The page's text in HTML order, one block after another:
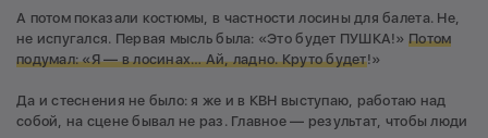
А потом показали костюмы, в частности лосины для балета. Не,
не испугался. Первая мысль была: «Это будет ПУШКА!»Потом
подумал: «Я — в лосинах… Ай, ладно. Круто будет!»
Да и стеснения не было: я же и в КВН выступаю, работаю над
собой, на сцене бывал не раз. Главное — результат, чтобы люди